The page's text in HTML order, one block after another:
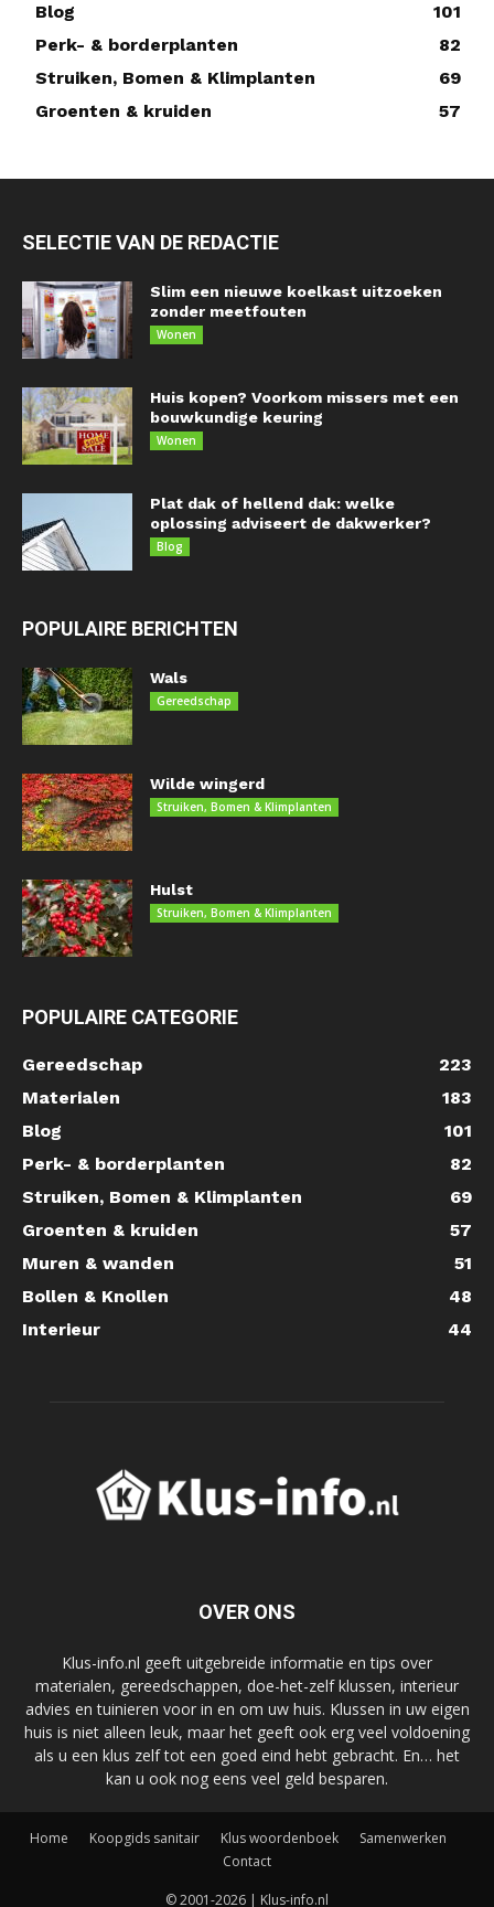
Blog
101
Perk- & borderplanten
82
Struiken, Bomen & Klimplanten
69
Groenten & kruiden
57
SELECTIE VAN DE REDACTIE
Slim een nieuwe koelkast uitzoeken
zonder meetfouten
Wonen
Huis kopen? Voorkom missers met een
bouwkundige keuring
Wonen
Plat dak of hellend dak: welke
oplossing adviseert de dakwerker?
Blog
POPULAIRE BERICHTEN
Wals
Gereedschap
Wilde wingerd
Struiken, Bomen & Klimplanten
Hulst
Struiken, Bomen & Klimplanten
POPULAIRE CATEGORIE
Gereedschap
223
Materialen
183
Blog
101
Perk- & borderplanten
82
Struiken, Bomen & Klimplanten
69
Groenten & kruiden
57
Muren & wanden
51
Bollen & Knollen
48
Interieur
44
OVER ONS
Klus-info.nl geeft uitgebreide informatie en tips over
materialen, gereedschappen, doe-het-zelf klussen, interieur
advies en tuinieren voor in en om uw huis. Klussen in uw eigen
huis is niet alleen leuk, maar het geeft ook erg veel voldoening
als u een klus zelf tot een goed eind hebt gebracht. En… het
kan u ook nog eens veel geld besparen.
Home Koopgids sanitair Klus woordenboek
Samenwerken
Contact
© 2001-2026 | Klus-info.nl